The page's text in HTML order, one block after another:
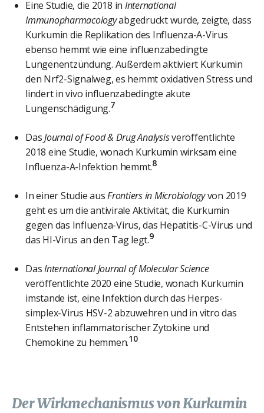
Eine Studie, die 2018 in International
Immunopharmacologyabgedruckt wurde, zeigte, dass
Kurkumin die Replikation des Influenza-A-Virus
ebenso hemmt wie eine influenzabedingte
Lungenentzündung. Außerdem aktiviert Kurkumin
den Nrf2-Signalweg, es hemmt oxidativen Stress und
lindert in vivo influenzabedingte akute
Lungenschädigung.7
DasJournal of Food & Drug Analysisveröffentlichte
2018 eine Studie, wonach Kurkumin wirksam eine
Influenza-A-Infektion hemmt.8
In einer Studie ausFrontiers in Microbiologyvon 2019
geht es um die antivirale Aktivität, die Kurkumin
gegen das Influenza-Virus, das Hepatitis-C-Virus und
das HI-Virus an den Tag legt.9
DasInternational Journal of Molecular Science
veröffentlichte 2020 eine Studie, wonach Kurkumin
imstande ist, eine Infektion durch das Herpes-
simplex-Virus HSV-2 abzuwehren und in vitro das
Entstehen inflammatorischer Zytokine und
Chemokine zu hemmen.10
Der Wirkmechanismus von Kurkumin